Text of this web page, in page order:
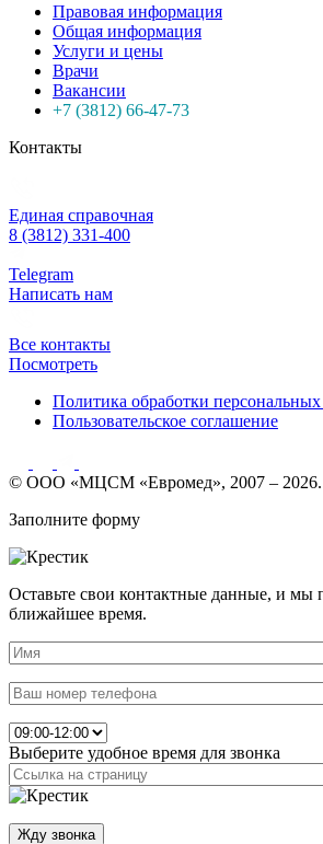
Правовая информация
Общая информация
Услуги и цены
Врачи
Вакансии
+7 (3812) 66-47-73
Контакты
Единая справочная
8 (3812) 331-400
Telegram
Написать нам
Все контакты
Посмотреть
Политика обработки
Пользовательское соглашение
© ООО «МЦСМ «Евромед», 2007 – 2026.
Заполните форму
Оставьте свои контактные данные, и мы
ближайшее время.
Выберите удобное время для звонка